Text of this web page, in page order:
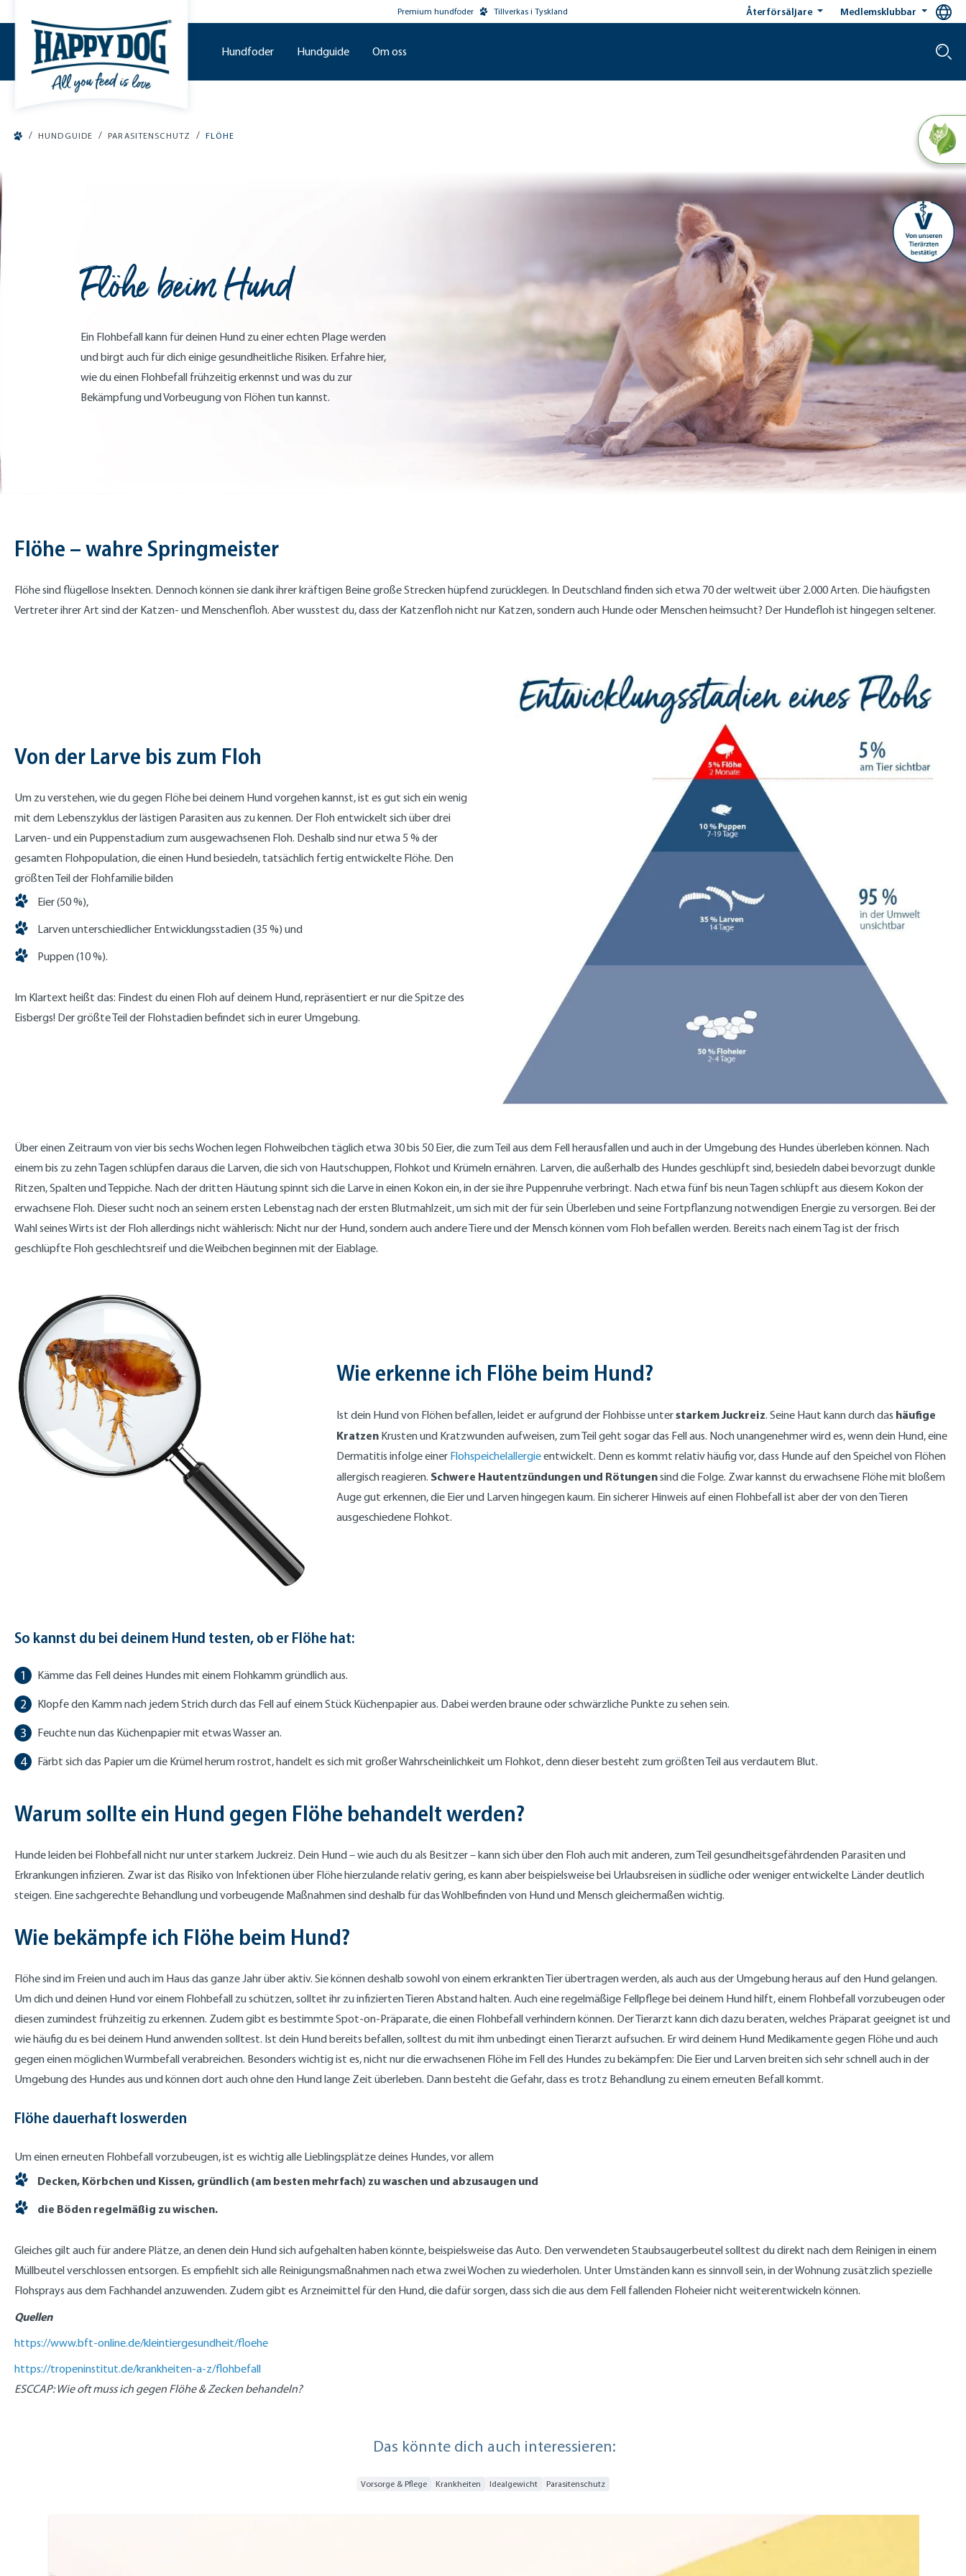
Premium hundfoder Tillverkas i Tyskland Återförsäljare Medlemsklubbar
Hundfoder Hundguide Om oss
/ HUNDGUIDE / PARASITENSCHUTZ / FLÖHE
Flöhe beim Hund
Ein Flohbefall kann für deinen Hund zu einer echten Plage werden
und birgt auch für dich einige gesundheitliche Risiken. Erfahre hier,
wie du einen Flohbefall frühzeitig erkennst und was du zur
Bekämpfung und Vorbeugung von Flöhen tun kannst.
Flöhe – wahre Springmeister
Flöhe sind flügellose Insekten. Dennoch können sie dank ihrer kräftigen Beine große Strecken hüpfend zurücklegen. In Deutschland finden sich etwa 70 der weltweit über 2.000 Arten. Die häufigsten
Vertreter ihrer Art sind der Katzen- und Menschenfloh. Aber wusstest du, dass der Katzenfloh nicht nur Katzen, sondern auch Hunde oder Menschen heimsucht? Der Hundefloh ist hingegen seltener.
Von der Larve bis zum Floh
Um zu verstehen, wie du gegen Flöhe bei deinem Hund vorgehen kannst, ist es gut sich ein wenig
mit dem Lebenszyklus der lästigen Parasiten aus zu kennen. Der Floh entwickelt sich über drei
Larven- und ein Puppenstadium zum ausgewachsenen Floh. Deshalb sind nur etwa 5 % der
gesamten Flohpopulation, die einen Hund besiedeln, tatsächlich fertig entwickelte Flöhe. Den
größten Teil der Flohfamilie bilden
Eier (50 %),
Larven unterschiedlicher Entwicklungsstadien (35 %) und
Puppen (10 %).
Im Klartext heißt das: Findest du einen Floh auf deinem Hund, repräsentiert er nur die Spitze des
Eisbergs! Der größte Teil der Flohstadien befindet sich in eurer Umgebung.
Über einen Zeitraum von vier bis sechs Wochen legen Flohweibchen täglich etwa 30 bis 50 Eier, die zum Teil aus dem Fell herausfallen und auch in der Umgebung des Hundes überleben können. Nach
einem bis zu zehn Tagen schlüpfen daraus die Larven, die sich von Hautschuppen, Flohkot und Krümeln ernähren. Larven, die außerhalb des Hundes geschlüpft sind, besiedeln dabei bevorzugt dunkle
Ritzen, Spalten und Teppiche. Nach der dritten Häutung spinnt sich die Larve in einen Kokon ein, in der sie ihre Puppenruhe verbringt. Nach etwa fünf bis neun Tagen schlüpft aus diesem Kokon der
erwachsene Floh. Dieser sucht noch an seinem ersten Lebenstag nach der ersten Blutmahlzeit, um sich mit der für sein Überleben und seine Fortpflanzung notwendigen Energie zu versorgen. Bei der
Wahl seines Wirts ist der Floh allerdings nicht wählerisch: Nicht nur der Hund, sondern auch andere Tiere und der Mensch können vom Floh befallen werden. Bereits nach einem Tag ist der frisch
geschlüpfte Floh geschlechtsreif und die Weibchen beginnen mit der Eiablage.
Wie erkenne ich Flöhe beim Hund?
Ist dein Hund von Flöhen befallen, leidet er aufgrund der Flohbisse unterstarkem Juckreiz. Seine Haut kann durch das häufige
Kratzen Krusten und Kratzwunden aufweisen, zum Teil geht sogar das Fell aus. Noch unangenehmer wird es, wenn dein Hund, eine
Dermatitis infolge einer Flohspeichelallergieentwickelt. Denn es kommt relativ häufig vor, dass Hunde auf den Speichel von Flöhen
allergisch reagieren. Schwere Hautentzündungen und Rötungensind die Folge. Zwar kannst du erwachsene Flöhe mit bloßem
Auge gut erkennen, die Eier und Larven hingegen kaum. Ein sicherer Hinweis auf einen Flohbefall ist aber der von den Tieren
ausgeschiedene Flohkot.
So kannst du bei deinem Hund testen, ob er Flöhe hat:
Kämme das Fell deines Hundes mit einem Flohkamm gründlich aus.
Klopfe den Kamm nach jedem Strich durch das Fell auf einem Stück Küchenpapier aus. Dabei werden braune oder schwärzliche Punkte zu sehen sein.
Feuchte nun das Küchenpapier mit etwas Wasser an.
Färbt sich das Papier um die Krümel herum rostrot, handelt es sich mit großer Wahrscheinlichkeit um Flohkot, denn dieser besteht zum größten Teil aus verdautem Blut.
Warum sollte ein Hund gegen Flöhe behandelt werden?
Hunde leiden bei Flohbefall nicht nur unter starkem Juckreiz. Dein Hund – wie auch du als Besitzer – kann sich über den Floh auch mit anderen, zum Teil gesundheitsgefährdenden Parasiten und
Erkrankungen infizieren. Zwar ist das Risiko von Infektionen über Flöhe hierzulande relativ gering, es kann aber beispielsweise bei Urlaubsreisen in südliche oder weniger entwickelte Länder deutlich
steigen. Eine sachgerechte Behandlung und vorbeugende Maßnahmen sind deshalb für das Wohlbefinden von Hund und Mensch gleichermaßen wichtig.
Wie bekämpfe ich Flöhe beim Hund?
Flöhe sind im Freien und auch im Haus das ganze Jahr über aktiv. Sie können deshalb sowohl von einem erkrankten Tier übertragen werden, als auch aus der Umgebung heraus auf den Hund gelangen.
Um dich und deinen Hund vor einem Flohbefall zu schützen, solltet ihr zu infizierten Tieren Abstand halten. Auch eine regelmäßige Fellpflege bei deinem Hund hilft, einem Flohbefall vorzubeugen oder
diesen zumindest frühzeitig zu erkennen. Zudem gibt es bestimmte Spot-on-Präparate, die einen Flohbefall verhindern können. Der Tierarzt kann dich dazu beraten, welches Präparat geeignet ist und
wie häufig du es bei deinem Hund anwenden solltest. Ist dein Hund bereits befallen, solltest du mit ihm unbedingt einen Tierarzt aufsuchen. Er wird deinem Hund Medikamente gegen Flöhe und auch
gegen einen möglichen Wurmbefall verabreichen. Besonders wichtig ist es, nicht nur die erwachsenen Flöhe im Fell des Hundes zu bekämpfen: Die Eier und Larven breiten sich sehr schnell auch in der
Umgebung des Hundes aus und können dort auch ohne den Hund lange Zeit überleben. Dann besteht die Gefahr, dass es trotz Behandlung zu einem erneuten Befall kommt.
Flöhe dauerhaft loswerden
Um einen erneuten Flohbefall vorzubeugen, ist es wichtig alle Lieblingsplätze deines Hundes, vor allem
Decken, Körbchen und Kissen, gründlich (am besten mehrfach) zu waschen und abzusaugen und
die Böden regelmäßig zu wischen.
Gleiches gilt auch für andere Plätze, an denen dein Hund sich aufgehalten haben könnte, beispielsweise das Auto. Den verwendeten Staubsaugerbeutel solltest du direkt nach dem Reinigen in einem
Müllbeutel verschlossen entsorgen. Es empfiehlt sich alle Reinigungsmaßnahmen nach etwa zwei Wochen zu wiederholen. Unter Umständen kann es sinnvoll sein, in der Wohnung zusätzlich spezielle
Flohsprays aus dem Fachhandel anzuwenden. Zudem gibt es Arzneimittel für den Hund, die dafür sorgen, dass sich die aus dem Fell fallenden Floheier nicht weiterentwickeln können.
Quellen
https://www.bft-online.de/kleintiergesundheit/floehe
https://tropeninstitut.de/krankheiten-a-z/flohbefall
ESCCAP: Wie oft muss ich gegen Flöhe & Zecken behandeln?
Das könnte dich auch interessieren:
Vorsorge & Pflege Krankheiten Idealgewicht Parasitenschutz